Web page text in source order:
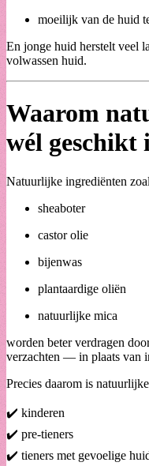
moeilijk van de huid
En jonge huid herstelt veel
volwassen huid.
Waarom
wél geschikt
Natuurlijke ingrediënten
sheaboter
castor olie
bijenwas
plantaardige oliën
natuurlijke mica
worden beter verdragen
verzachten — in plaats van
Precies daarom is
✔️ kinderen
✔️ pre-tieners
✔️ tieners met gevoelige